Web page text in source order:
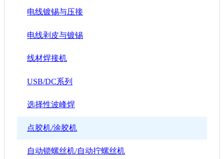
电线镀锡与压接
电线剥皮与镀锡
线材焊接机
USB/DC系列
选择性波峰焊
点胶机/涂胶机
自动锁螺丝机/自动拧螺丝机